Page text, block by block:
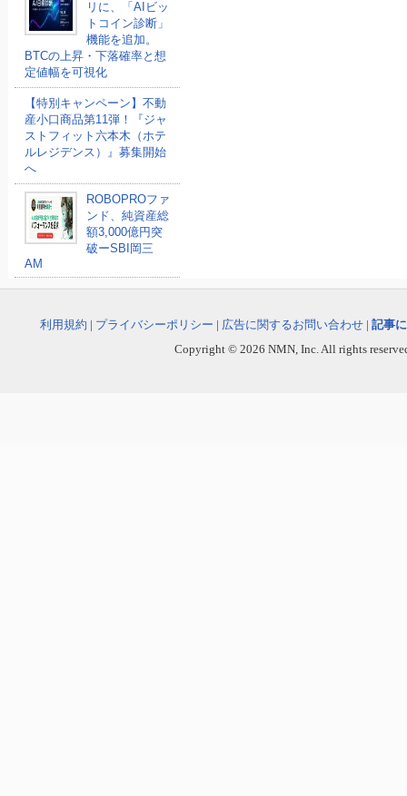
リに、「AIビッ
トコイン診断」
機能を追加。
BTCの上昇・下落確率と想
定値幅を可視化
【特別キャンペーン】不動
産小口商品第11弾！『ジャ
ストフィット六本木（ホテ
ルレジデンス）』募集開始
へ
ROBOPROファ
ンド、純資産総
額3,000億円突
破ーSBI岡三
AM
利用規約 | プライバシーポリシー | 広告に関するお問い合わせ | 記事
Copyright © 2026 NMN, Inc. All rights